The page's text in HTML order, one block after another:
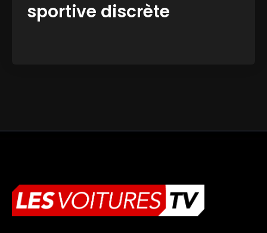
sportive discrète